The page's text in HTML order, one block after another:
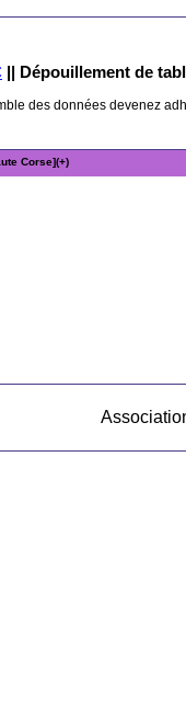
|| Dépouillement de
des données devenez
Corse](+)